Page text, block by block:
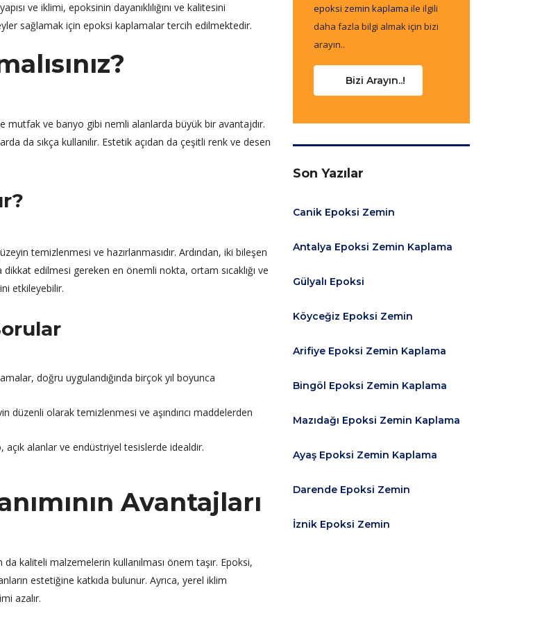
ve iklimi, epoksinin dayanıklılığını ve kalitesini
sağlamak için epoksi kaplamalar tercih edilmektedir.
mutfak ve banyo gibi nemli alanlarda büyük bir avantajdır.
da sıkça kullanılır. Estetik açıdan da çeşitli renk ve desen
temizlenmesi ve hazırlanmasıdır. Ardından, iki bileşen
dikkat edilmesi gereken en önemli nokta, ortam sıcaklığı ve
etkileyebilir.
doğru uygulandığında birçok yıl boyunca
düzenli olarak temizlenmesi ve aşındırıcı maddelerden
açık alanlar ve endüstriyel tesislerde idealdir.
Avantajları
kaliteli malzemelerin kullanılması önem taşır. Epoksi,
estetiğine katkıda bulunur. Ayrıca, yerel iklim
azalır.
epoksi zemin kaplama ile ilgili
daha fazla bilgi almak için bizi
arayın..
Bizi Arayın..!
Son Yazılar
Canik Epoksi Zemin
Antalya Epoksi Zemin Kaplama
Gülyalı Epoksi
Köyceğiz Epoksi Zemin
Arifiye Epoksi Zemin Kaplama
Bingöl Epoksi Zemin Kaplama
Mazıdağı Epoksi Zemin Kaplama
Ayaş Epoksi Zemin Kaplama
Darende Epoksi Zemin
İznik Epoksi Zemin